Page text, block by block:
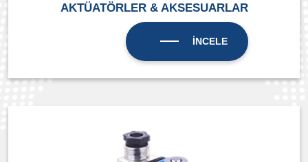
AKTÜATÖRLER & AKSESUARLAR
İNCELE